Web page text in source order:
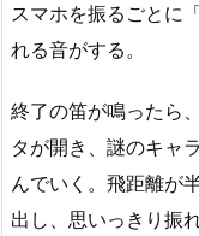
スマホを振るごとに
れる音がする。
終了の笛が鳴ったら
タが開き、謎のキャ
んでいく。飛距離が
出し、思いっきり振